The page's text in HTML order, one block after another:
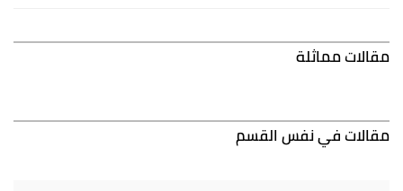
مقالات مماثلة
مقالات في نفس القسم